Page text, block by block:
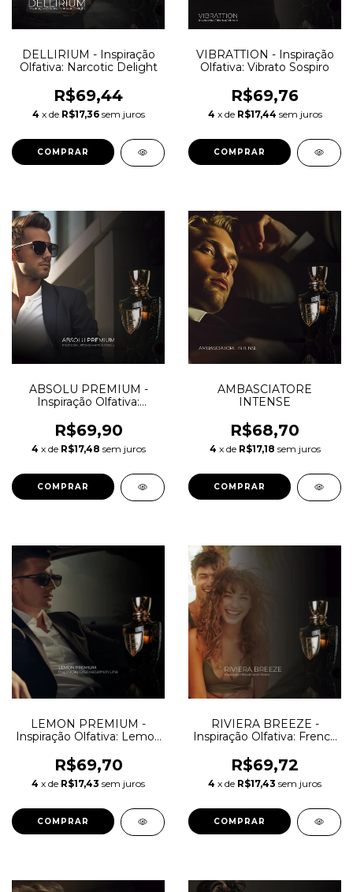
DELLIRIUM - Inspiração
Olfativa: Narcotic Delight
R$69,44
4 x de R$17,36 sem juros
COMPRAR
VIBRATTION - Inspiração
Olfativa: Vibrato Sospiro
R$69,76
4 x de R$17,44 sem juros
COMPRAR
ABSOLU PREMIUM -
Inspiração Olfativa:
R$69,90
4 x de R$17,48 sem juros
COMPRAR
AMBASCIATORE
INTENSE
R$68,70
4 x de R$17,18 sem juros
COMPRAR
LEMON PREMIUM -
Inspiração Olfativa: Lemon
R$69,70
4 x de R$17,43 sem juros
COMPRAR
RIVIERA BREEZE -
Inspiração Olfativa: French
R$69,72
4 x de R$17,43 sem juros
COMPRAR